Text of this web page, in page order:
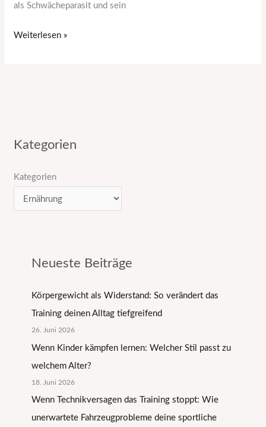
als Schwächeparasit und sein
Weiterlesen »
Kategorien
Kategorien
Neueste Beiträge
Körpergewicht als Widerstand: So verändert das
Training deinen Alltag tiefgreifend
26. Juni 2026
Wenn Kinder kämpfen lernen: Welcher Stil passt zu
welchem Alter?
18. Juni 2026
Wenn Technikversagen das Training stoppt: Wie
unerwartete Fahrzeugprobleme deine sportliche